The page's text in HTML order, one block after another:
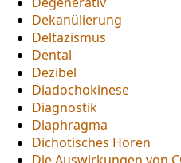
Dekanülierung
Deltazismus
Dental
Dezibel
Diadochokinese
Diagnostik
Diaphragma
Dichotisches Hören